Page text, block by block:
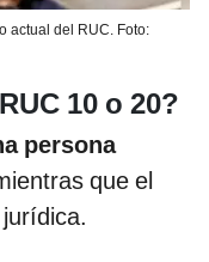
actual del RUC. Foto:
10 o 20?
persona
que el